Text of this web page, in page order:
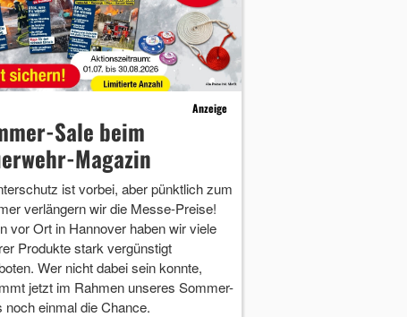
Anzeige
Sale beim
Magazin
ist vorbei, aber pünktlich zum
verlängern wir die Messe-Preise!
vor Ort in Hannover haben wir viele
Produkte stark vergünstigt
Wer nicht dabei sein konnte,
jetzt im Rahmen unseres Sommer-
noch einmal die Chance.